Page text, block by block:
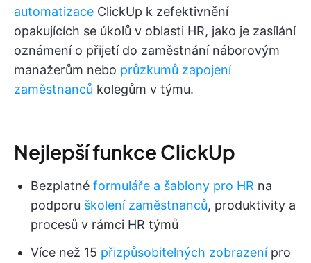
automatizace ClickUp k zefektivnění
opakujících se úkolů v oblasti HR, jako je zasílání
oznámení o přijetí do zaměstnání náborovým
manažerům nebo průzkumů zapojení
zaměstnanců kolegům v týmu.
Nejlepší funkce ClickUp
Bezplatné formuláře a šablony pro HR na
podporu školení zaměstnanců, produktivity a
procesů v rámci HR týmů
Více než 15 přizpůsobitelných zobrazenípro